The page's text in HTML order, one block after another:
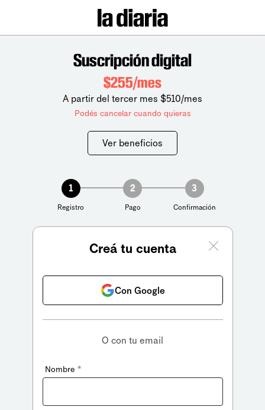
Suscripción digital
$255/mes
A partir del tercer mes $510/mes
Podés cancelar cuando quieras
Ver beneficios
1
Registro
2
Pago
3
Confirmación
Creá tu cuenta
Con Google
O con tu email
Nombre *